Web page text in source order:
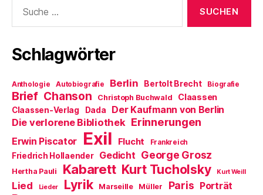
nach:
Schlagwörter
Anthologie Autobiografie Berlin Bertolt Brecht Biografie
Brief Chanson Christoph Buchwald Claassen
Claassen-Verlag Dada Der Kaufmann von Berlin
Die verlorene Bibliothek Erinnerungen
Erwin Piscator Exil Flucht Frankreich
Friedrich Hollaender Gedicht George Grosz
Hertha Pauli Kabarett Kurt Tucholsky Kurt Weill
Lied Lieder Lyrik Marseille Müller Paris Porträt